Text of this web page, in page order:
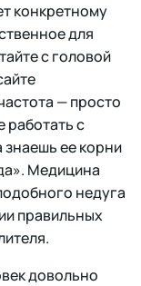
конкретному
для
с головой
— просто
работать с
ее корни
Медицина
недуга
правильных
довольно